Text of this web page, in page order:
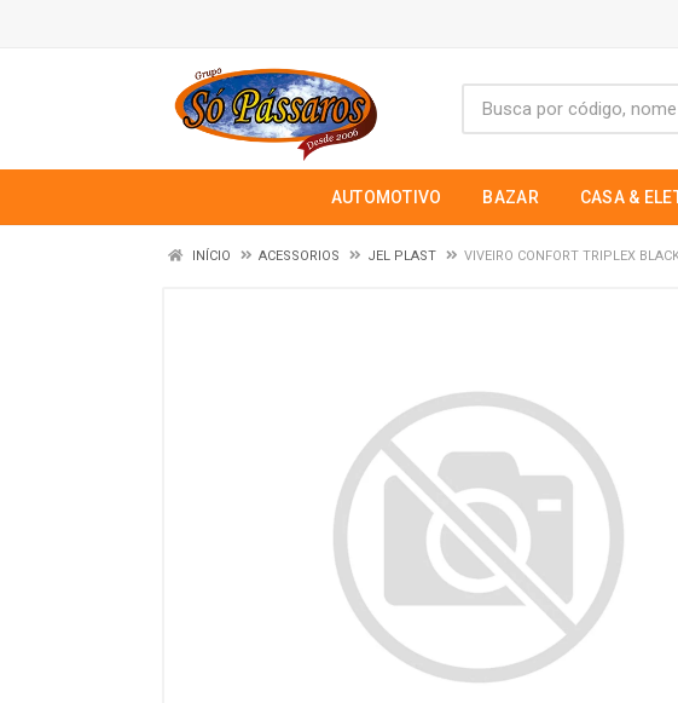
AUTOMOTIVO BAZAR CASA &
INÍCIO ACESSORIOS JEL PLAST VIVEIRO CONFORT TRIPLEX